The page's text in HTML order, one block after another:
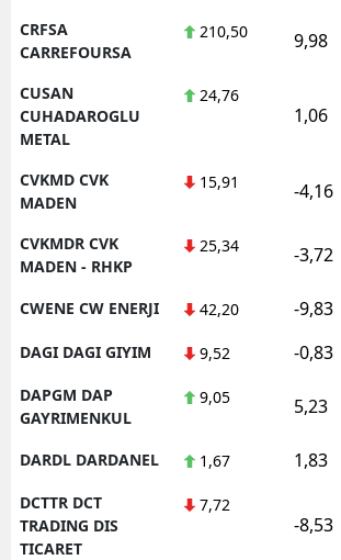
CRFSA
CARREFOURSA
210,50 9,98
CUSAN
CUHADAROGLU
METAL
24,76
1,06
CVKMD CVK
MADEN
15,91 -4,16
CVKMDR CVK
MADEN - RHKP
25,34 -3,72
CWENE CW ENERJI 42,20 -9,83
DAGI DAGI GIYIM 9,52 -0,83
DAPGM DAP
GAYRIMENKUL
9,05 5,23
DARDL DARDANEL 1,67 1,83
DCTTR DCT
TRADING DIS
TICARET
7,72
-8,53